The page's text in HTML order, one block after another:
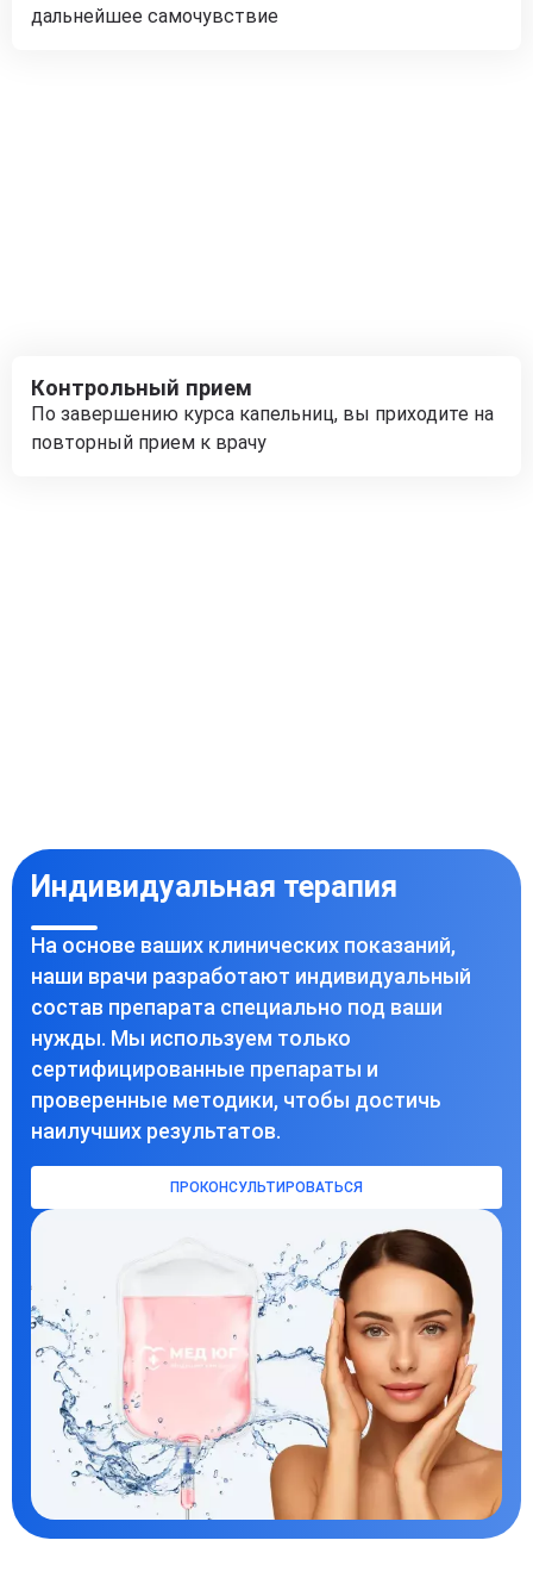
дальнейшее самочувствие
Контрольный прием
По завершению курса капельниц, вы приходите на
повторный прием к врачу
Индивидуальная терапия
На основе ваших клинических показаний,
наши врачи разработают индивидуальный
состав препарата специально под ваши
нужды. Мы используем только
сертифицированные препараты и
проверенные методики, чтобы достичь
наилучших результатов.
ПРОКОНСУЛЬТИРОВАТЬСЯ